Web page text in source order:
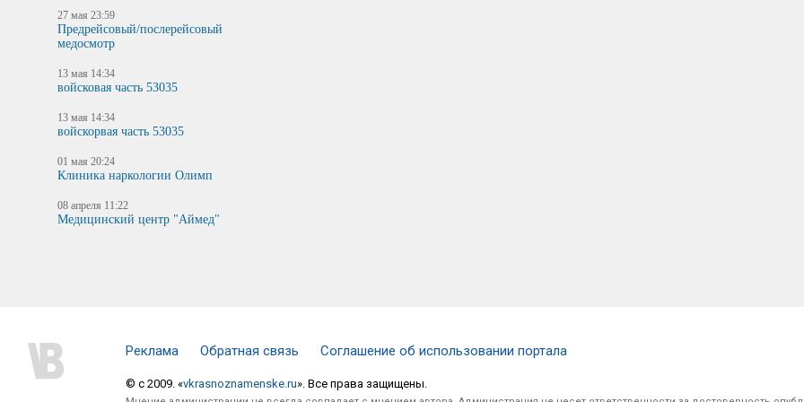
27 мая 23:59
Предрейсовый/послерейсовый
медосмотр
13 мая 14:34
войсковая часть 53035
13 мая 14:34
войскорвая часть 53035
01 мая 20:24
Клиника наркологии Олимп
08 апреля 11:22
Медицинский центр "Аймед"
Реклама Обратная связь Соглашение об использовании портала
© c 2009. «vkrasnoznamenske.ru». Все права защищены.